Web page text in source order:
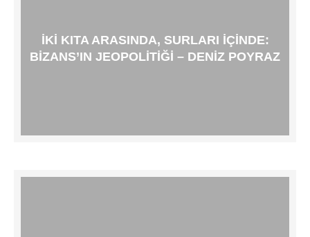
İKI KITA ARASINDA, SURLARI İÇINDE:
BIZANS’IN JEOPOLITIĞI – DENIZ POYRAZ